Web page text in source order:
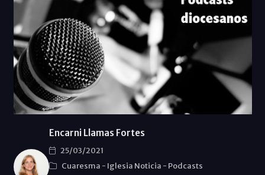
Encarni Llamas Fortes
25/03/2021
Cuaresma - Iglesia Noticia - Podcasts